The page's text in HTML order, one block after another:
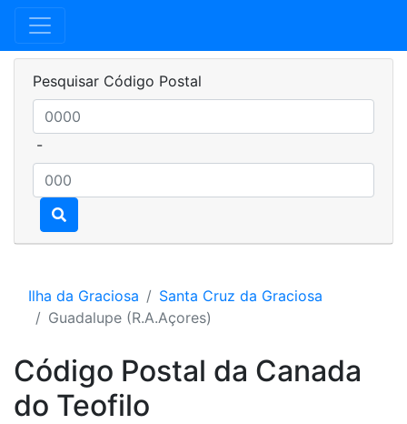
Pesquisar Código Postal
-
Ilha da Graciosa
Santa Cruz da Graciosa
Guadalupe (R.A.Açores)
Código Postal da Canada
do Teofilo